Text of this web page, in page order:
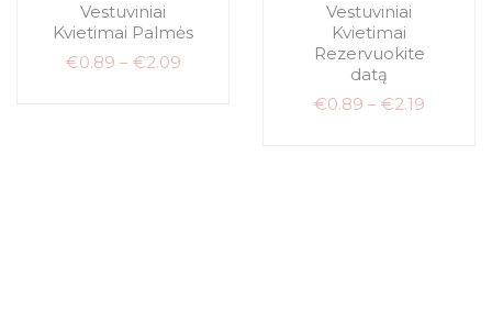
Vestuviniai
Kvietimai Palmės
€0.89 – €2.09
Vestuviniai
Kvietimai
Rezervuokite
datą
€0.89 – €2.19